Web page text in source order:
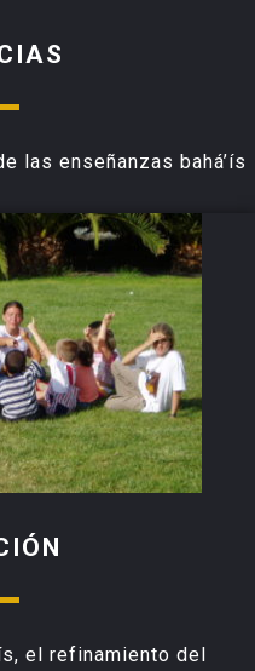
las enseñanzas bahá’ís
el refinamiento del